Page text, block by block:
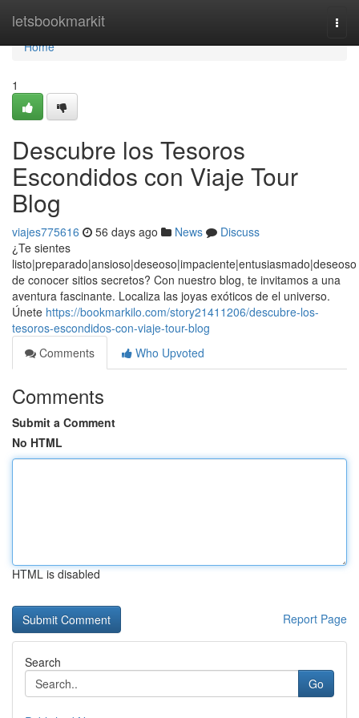
letsbookmarkit
Home
Home
1
Descubre los Tesoros
Escondidos con Viaje Tour
Blog
viajes775616 56 days ago News
Discuss
¿Te sientes
listo|preparado|ansioso|deseoso|impaciente|entusiasmado|deseoso
de conocer sitios secretos? Con nuestro blog, te invitamos a una
aventura fascinante. Localiza las joyas exóticos de el universo.
Únete https://bookmarkilo.com/story21411206/descubre-los-
tesoros-escondidos-con-viaje-tour-blog
Comments
Who Upvoted
Comments
Submit a Comment
No HTML
HTML is disabled
Report Page
Search
Go